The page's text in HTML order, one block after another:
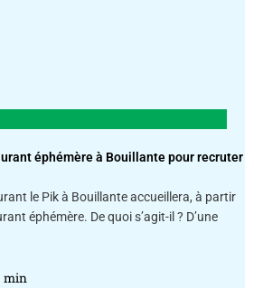
éphémère à Bouillante pour recruter
le Pik à Bouillante accueillera, à partir
éphémère. De quoi s’agit-il ? D’une
min